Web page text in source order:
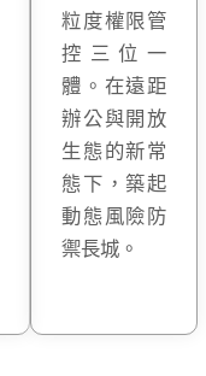
粒度權限管
控三位一
體。在遠距
辦公與開放
生態的新常
態下，築起
動態風險防
禦長城。